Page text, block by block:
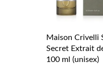
Maison Crivelli
Secret Extrait
100 ml (unisex)